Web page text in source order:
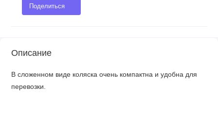
Поделиться
Описание
В сложенном виде коляска очень компактна и удобна для
перевозки.